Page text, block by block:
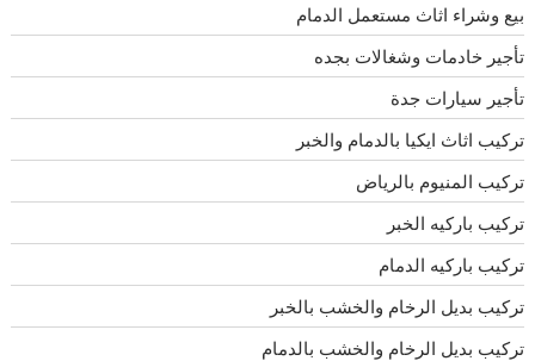
بيع وشراء اثاث مستعمل الدمام
تأجير خادمات وشغالات بجده
تأجير سيارات جدة
تركيب اثاث ايكيا بالدمام والخبر
تركيب المنيوم بالرياض
تركيب باركيه الخبر
تركيب باركيه الدمام
تركيب بديل الرخام والخشب بالخبر
تركيب بديل الرخام والخشب بالدمام